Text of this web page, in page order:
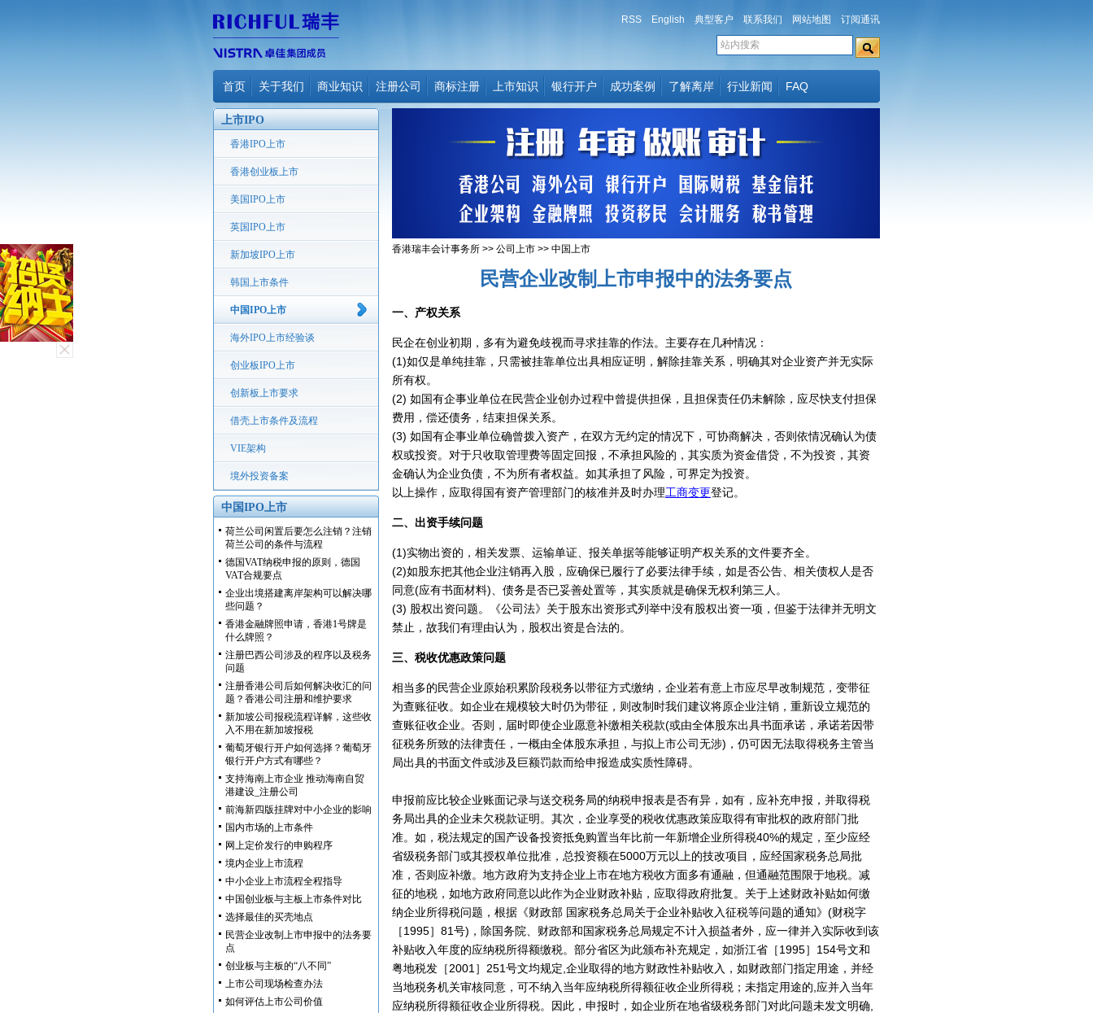
RSS English 典型客户 联系我们 网站地图 订阅通讯
首页 关于我们 商业知识 注册公司 商标注册 上市知识 银行开户 成功案例 了解离岸 行业新闻 FAQ
上市IPO
香港IPO上市
香港创业板上市
美国IPO上市
英国IPO上市
新加坡IPO上市
韩国上市条件
中国IPO上市
海外IPO上市经验谈
创业板IPO上市
创新板上市要求
借壳上市条件及流程
VIE架构
境外投资备案
中国IPO上市
荷兰公司闲置后要怎么注销？注销
荷兰公司的条件与流程
德国VAT纳税申报的原则，德国
VAT合规要点
企业出境搭建离岸架构可以解决哪
些问题？
香港金融牌照申请，香港1号牌是
什么牌照？
注册巴西公司涉及的程序以及税务
问题
注册香港公司后如何解决收汇的问
题？香港公司注册和维护要求
新加坡公司报税流程详解，这些收
入不用在新加坡报税
葡萄牙银行开户如何选择？葡萄牙
银行开户方式有哪些？
支持海南上市企业 推动海南自贸
港建设_注册公司
前海新四版挂牌对中小企业的影响
国内市场的上市条件
网上定价发行的申购程序
境内企业上市流程
中小企业上市流程全程指导
中国创业板与主板上市条件对比
选择最佳的买壳地点
民营企业改制上市申报中的法务要
点
创业板与主板的“八不同”
上市公司现场检查办法
如何评估上市公司价值
香港瑞丰会计事务所 >> 公司上市 >> 中国上市
民营企业改制上市申报中的法务要点
一、产权关系
民企在创业初期，多有为避免歧视而寻求挂靠的作法。主要存在几种情况：
(1)如仅是单纯挂靠，只需被挂靠单位出具相应证明，解除挂靠关系，明确其对企业资产并无实际
所有权。
(2) 如国有企事业单位在民营企业创办过程中曾提供担保，且担保责任仍未解除，应尽快支付担保
费用，偿还债务，结束担保关系。
(3) 如国有企事业单位确曾拨入资产，在双方无约定的情况下，可协商解决，否则依情况确认为债
权或投资。对于只收取管理费等固定回报，不承担风险的，其实质为资金借贷，不为投资，其资
金确认为企业负债，不为所有者权益。如其承担了风险，可界定为投资。
以上操作，应取得国有资产管理部门的核准并及时办理工商变更登记。
二、出资手续问题
(1)实物出资的，相关发票、运输单证、报关单据等能够证明产权关系的文件要齐全。
(2)如股东把其他企业注销再入股，应确保已履行了必要法律手续，如是否公告、相关债权人是否
同意(应有书面材料)、债务是否已妥善处置等，其实质就是确保无权利第三人。
(3) 股权出资问题。《公司法》关于股东出资形式列举中没有股权出资一项，但鉴于法律并无明文
禁止，故我们有理由认为，股权出资是合法的。
三、税收优惠政策问题
相当多的民营企业原始积累阶段税务以带征方式缴纳，企业若有意上市应尽早改制规范，变带征
为查账征收。如企业在规模较大时仍为带征，则改制时我们建议将原企业注销，重新设立规范的
查账征收企业。否则，届时即使企业愿意补缴相关税款(或由全体股东出具书面承诺，承诺若因带
征税务所致的法律责任，一概由全体股东承担，与拟上市公司无涉)，仍可因无法取得税务主管当
局出具的书面文件或涉及巨额罚款而给申报造成实质性障碍。
申报前应比较企业账面记录与送交税务局的纳税申报表是否有异，如有，应补充申报，并取得税
务局出具的企业未欠税款证明。其次，企业享受的税收优惠政策应取得有审批权的政府部门批
准。如，税法规定的国产设备投资抵免购置当年比前一年新增企业所得税40%的规定，至少应经
省级税务部门或其授权单位批准，总投资额在5000万元以上的技改项目，应经国家税务总局批
准，否则应补缴。地方政府为支持企业上市在地方税收方面多有通融，但通融范围限于地税。减
征的地税，如地方政府同意以此作为企业财政补贴，应取得政府批复。关于上述财政补贴如何缴
纳企业所得税问题，根据《财政部 国家税务总局关于企业补贴收入征税等问题的通知》(财税字
［1995］81号)，除国务院、财政部和国家税务总局规定不计入损益者外，应一律并入实际收到该
补贴收入年度的应纳税所得额缴税。部分省区为此颁布补充规定，如浙江省［1995］154号文和
粤地税发［2001］251号文均规定,企业取得的地方财政性补贴收入，如财政部门指定用途，并经
当地税务机关审核同意，可不纳入当年应纳税所得额征收企业所得税；未指定用途的,应并入当年
应纳税所得额征收企业所得税。因此，申报时，如企业所在地省级税务部门对此问题未发文明确,